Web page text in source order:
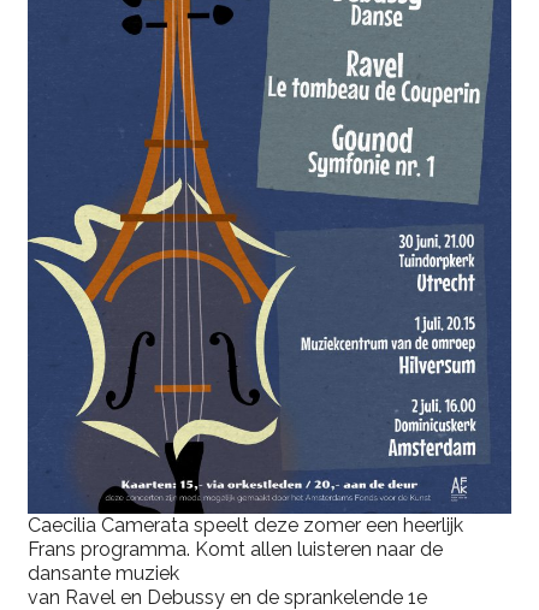
Caecilia Camerata speelt deze zomer een heerlijk
Frans programma. Komt allen luisteren naar de
dansante muziek
van Ravel en Debussy en de sprankelende 1e